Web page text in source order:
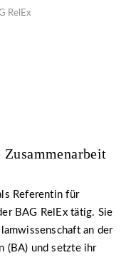
RelEx
Referentin für
BAG RelEx tätig. Sie
an der
(BA) und setzte ihr